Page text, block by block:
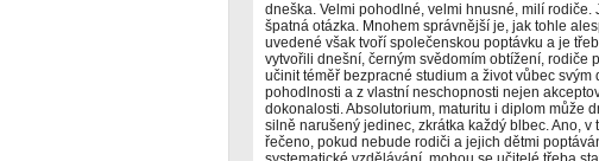
dneška. Velmi pohodlné, velmi hnusné, milí rodiče.
špatná otázka. Mnohem správnější je, jak tohle
uvedené však tvoří společenskou poptávku a je
vytvořili dnešní, černým svědomím obtížení, rodiče
učinit téměř bezpracné studium a život vůbec svým
pohodlnosti a z vlastní neschopnosti nejen
dokonalosti. Absolutorium, maturitu i diplom může
silně narušený jedinec, zkrátka každý blbec. Ano, v
řečeno, pokud nebude rodiči a jejich dětmi